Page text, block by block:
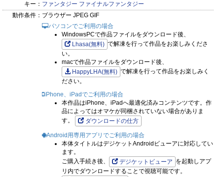
キー： ファンタジー ファイナルファンタジー
動作条件： ブラウザー JPEG GIF
パソコンでご利用の場合
WindowsPCで作品ファイルをダウンロード後、
Lhasa(無料) で解凍を行って作品をお楽しみくださ
い。
macで作品ファイルをダウンロード後、
HappyLHA(無料) で解凍を行って作品をお楽しみく
ださい。
iPhone、iPadでご利用の場合
本作品はiPhone、iPadへ最適化済みコンテンツです。作
品によってはオマケが同梱されていない場合がありま
す。
ダウンロードの仕方
Android用専用アプリでご利用の場合
本体タイトルはデジケットAndroidビューアに対応してい
ます。
ご購入手続き後、
デジケットビューア を起動しアプ
リ内でダウンロードすることで視聴可能です。